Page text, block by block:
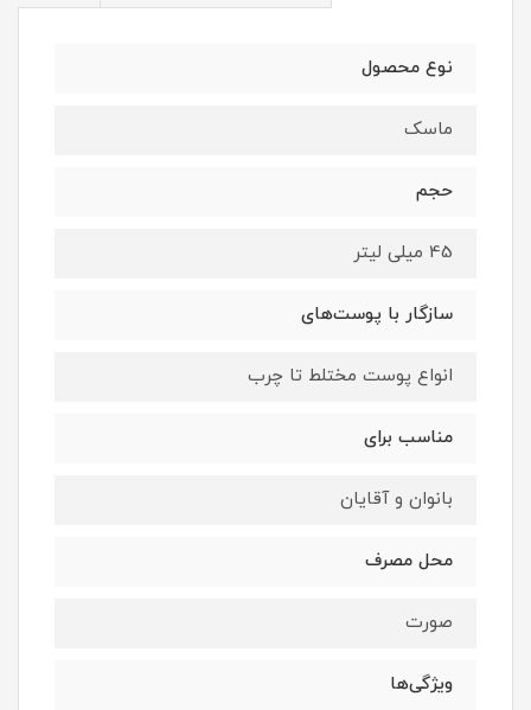
نوع محصول
ماسک
حجم
45 میلی لیتر
سازگار با پوست‌های
انواع پوست مختلط تا چرب
مناسب برای
بانوان و آقایان
محل مصرف
صورت
ویژگی‌ها